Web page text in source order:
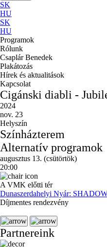
SK
HU
SK
HU
Programok
Rólunk
Csaplár Benedek
Plakátozás
Hírek és aktualitások
Kapcsolat
Cigánski diabli -
2024
nov. 23
Helyszín
Színházterem
Alternatív programok
augusztus 13. (csütörtök)
20:00
A VMK előtti tér
Dunaszerdahelyi Nyár:
Díjmentes rendezvény
Partnereink